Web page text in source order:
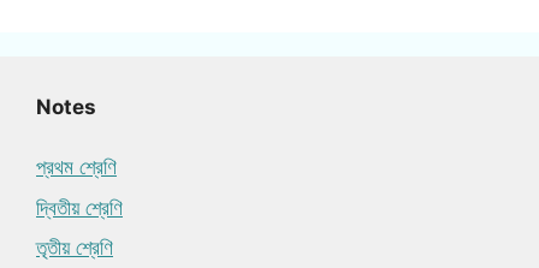
Notes
প্রথম শ্রেণি
দ্বিতীয় শ্রেণি
তৃতীয় শ্রেণি